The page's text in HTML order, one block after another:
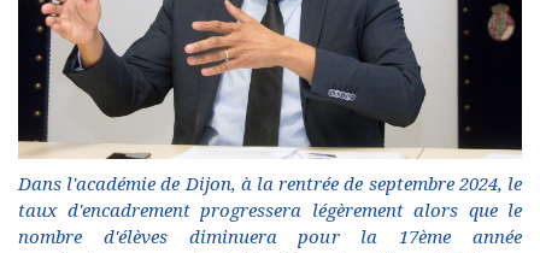
Dans l'académie de Dijon, à la rentrée de septembre 2024, le
taux d'encadrement progressera légèrement alors que le
nombre d'élèves diminuera pour la 17ème année